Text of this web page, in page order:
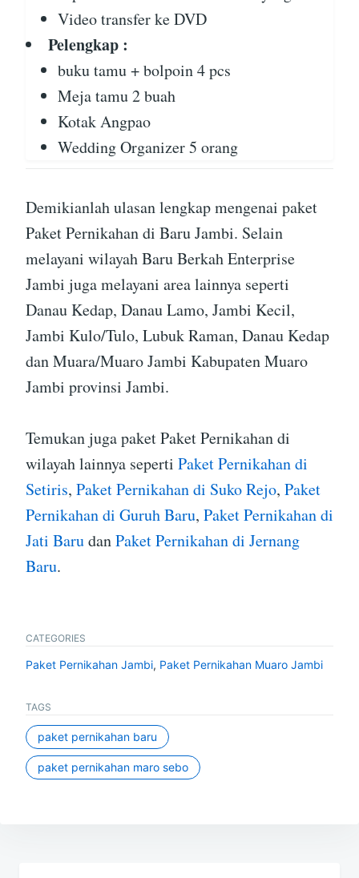
Video transfer ke DVD
Pelengkap :
buku tamu + bolpoin 4 pcs
Meja tamu 2 buah
Kotak Angpao
Wedding Organizer 5 orang
Demikianlah ulasan lengkap mengenai paket
Paket Pernikahan di Baru Jambi. Selain
melayani wilayah Baru Berkah Enterprise
Jambi juga melayani area lainnya seperti
Danau Kedap, Danau Lamo, Jambi Kecil,
Jambi Kulo/Tulo, Lubuk Raman, Danau Kedap
dan Muara/Muaro Jambi Kabupaten Muaro
Jambi provinsi Jambi.
Temukan juga paket Paket Pernikahan di
wilayah lainnya seperti Paket Pernikahan di
Setiris, Paket Pernikahan di Suko Rejo, Paket
Pernikahan di Guruh Baru, Paket Pernikahan di
Jati BarudanPaket Pernikahan di Jernang
Baru.
CATEGORIES
Paket Pernikahan Jambi, Paket Pernikahan Muaro Jambi
TAGS
paket pernikahan baru
paket pernikahan maro sebo